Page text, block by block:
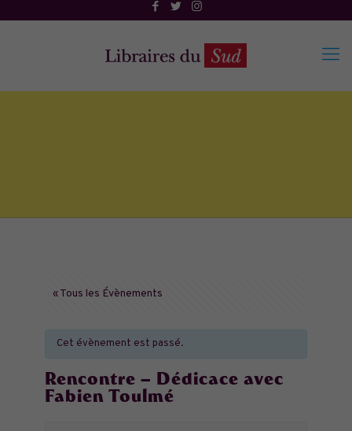
« Tous les Évènements
Cet évènement est passé.
Rencontre – Dédicace avec
Fabien Toulmé